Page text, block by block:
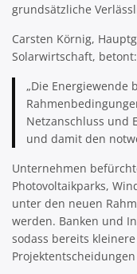
grundsätzliche
Carsten Körnig,
Solarwirtschaft, betont:
„Die Energiewende
Netzanschluss und
und damit den
Unternehmen
Photovoltaikparks,
unter den neuen
werden. Banken und
sodass bereits